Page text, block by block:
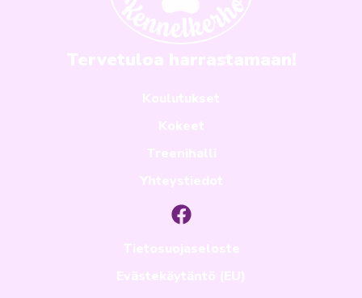
Tervetuloa harrastamaan!
Koulutukset
Kokeet
Treenihalli
Yhteystiedot
Tietosuojaseloste
Evästekäytäntö (EU)